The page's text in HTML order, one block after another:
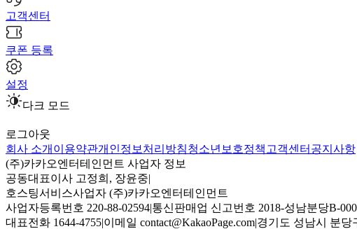
고객센터
쿠폰 등록
설정
다크 모드
로그아웃
회사 소개 이용약관개인정보처리방침청소년보호정책 고객센터 공지사항
(주)카카오엔터테인먼트 사업자 정보
공동대표이사 고정희, 장윤중|
호스팅서비스사업자 (주)카카오엔터테인먼트
사업자등록번호 220-88-02594|통신판매업 신고번호 2018-성남분당B-
대표전화 1644-4755|이메일 contact@KakaoPage.com|경기도 성남시 분당